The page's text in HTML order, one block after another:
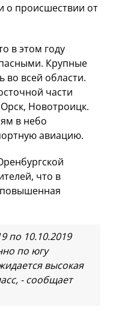
происшествии от
в этом году
Крупные
во всей области.
части
Новотроицк.
в небо
авиацию.
что в
по 10.10.2019
по югу
высокая
- сообщает